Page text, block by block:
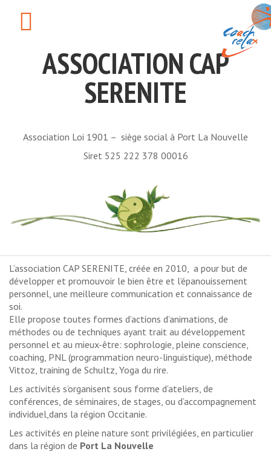
ASSOCIATION CAP
SERENITE
Association Loi 1901 – siège social à Port La Nouvelle
Siret 525 222 378 00016
L’association CAP SERENITE, créée en 2010, a pour but de
développer et promouvoir le bien être et l’épanouissement
personnel, une meilleure communication et connaissance de
soi.
Elle propose toutes formes d’actions d’animations, de
méthodes ou de techniques ayant trait au développement
personnel et au mieux-être: sophrologie, pleine conscience,
coaching, PNL (programmation neuro-linguistique), méthode
Vittoz, training de Schultz, Yoga du rire.
Les activités s’organisent sous forme d’ateliers, de
conférences, de séminaires, de stages, ou d’accompagnement
individuel,dans la région Occitanie.
Les activités en pleine nature sont privilégiées, en particulier
dans la région de Port La Nouvelle